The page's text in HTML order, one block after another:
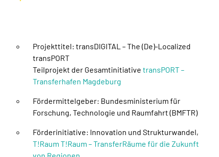
Projekttitel: transDIGITAL – The (De)-Localized
transPORT
Teilprojekt der GesamtinitiativetransPORT –
Transferhafen Magdeburg
Fördermittelgeber: Bundesministerium für
Forschung, Technologie und Raumfahrt (BMFTR)
Förderinitiative: Innovation und Strukturwandel,
T!Raum T!Raum – TransferRäume für die Zukunft